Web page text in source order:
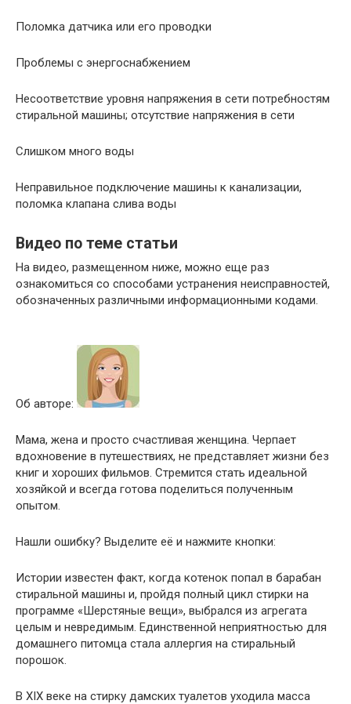
Поломка датчика или его проводки
Проблемы с энергоснабжением
Несоответствие уровня напряжения в сети потребностям
стиральной машины; отсутствие напряжения в сети
Слишком много воды
Неправильное подключение машины к канализации,
поломка клапана слива воды
Видео по теме статьи
На видео, размещенном ниже, можно еще раз
ознакомиться со способами устранения неисправностей,
обозначенных различными информационными кодами.
Об авторе:
Мама, жена и просто счастливая женщина. Черпает
вдохновение в путешествиях, не представляет жизни без
книг и хороших фильмов. Стремится стать идеальной
хозяйкой и всегда готова поделиться полученным
опытом.
Нашли ошибку? Выделите её и нажмите кнопки:
Истории известен факт, когда котенок попал в барабан
стиральной машины и, пройдя полный цикл стирки на
программе «Шерстяные вещи», выбрался из агрегата
целым и невредимым. Единственной неприятностью для
домашнего питомца стала аллергия на стиральный
порошок.
В XIX веке на стирку дамских туалетов уходила масса